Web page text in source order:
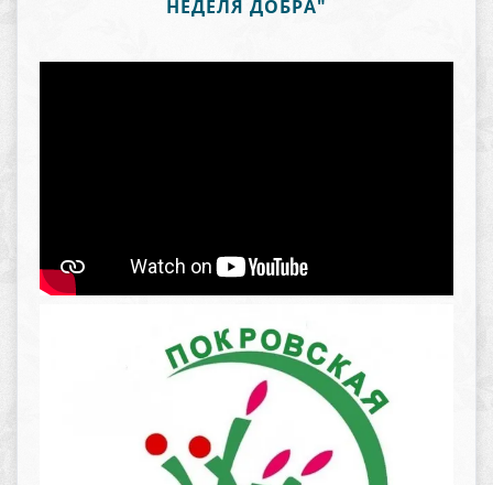
НЕДЕЛЯ ДОБРА"